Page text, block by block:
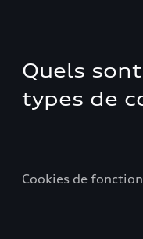
Quels
types de
Cookies de